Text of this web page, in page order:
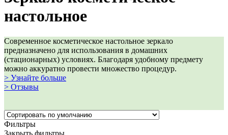
настольное
Современное косметическое настольное зеркало
предназначено для использования в домашних
(стационарных) условиях. Благодаря удобному предмету
можно аккуратно провести множество процедур.
> Узнайте больше
> Отзывы
Фильтры
Закрыть фильтры